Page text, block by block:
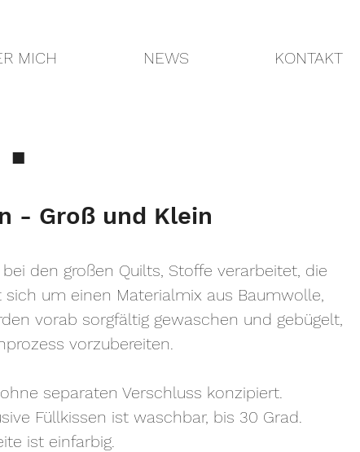
MICH NEWS KONTAKT
■
- Groß und Klein
den großen Quilts, Stoffe verarbeitet, die
um einen Materialmix aus Baumwolle,
vorab sorgfältig gewaschen und gebügelt,
vorzubereiten.
separaten Verschluss konzipiert.
Füllkissen ist waschbar, bis 30 Grad.
ist einfarbig.